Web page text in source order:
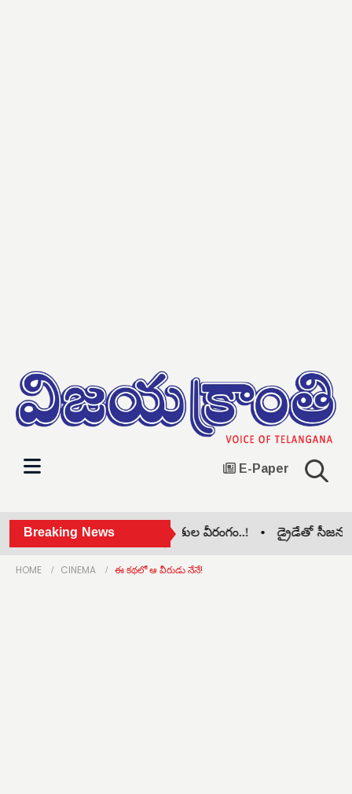
E-Paper
Breaking News
సోమశిల కృష్ణానది వద్ద తాగుబోతుల వీరంగం..! • డ్రైడేతో సీజనల్
HOME CINEMA ఈ కథలో ఆ వీరుడు నేనే!